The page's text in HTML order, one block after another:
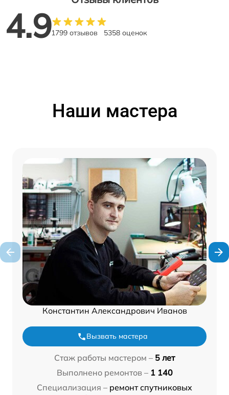
4.91799 отзывов 5358 оценок
Наши мастера
Константин Александрович Иванов
Вызвать мастера
Стаж работы мастером – 5 лет
Выполнено ремонтов – 1 140
Специализация – ремонт спутниковых